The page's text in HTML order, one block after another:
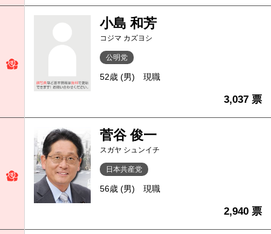
小島 和芳
コジマ カズヨシ
公明党
52歳 (男) 現職
3,037 票
菅谷 俊一
スガヤ シュンイチ
日本共産党
56歳 (男) 現職
2,940 票